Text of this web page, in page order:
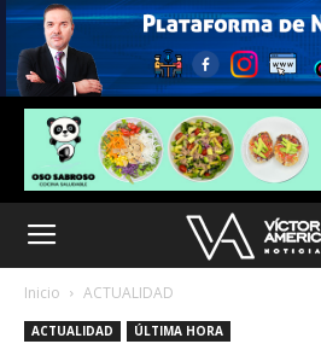
Inicio ACTUALIDAD
ACTUALIDAD ÚLTIMA HORA